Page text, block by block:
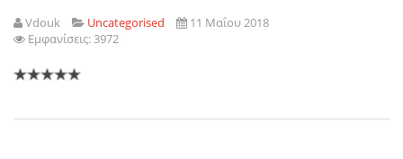
Vdouk Uncategorised
11 Μαΐου 2018
Εμφανίσεις: 3972